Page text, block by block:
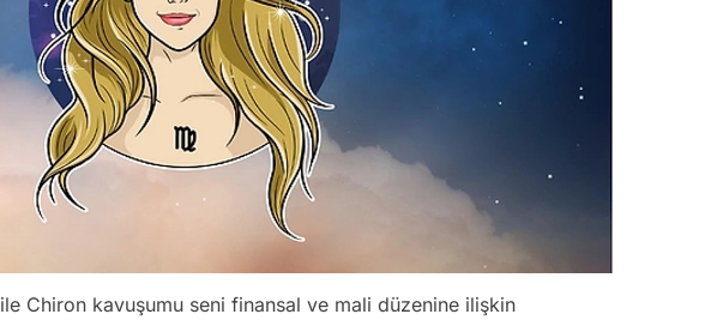
ile Chiron kavuşumu seni finansal ve mali düzenine ilişkin